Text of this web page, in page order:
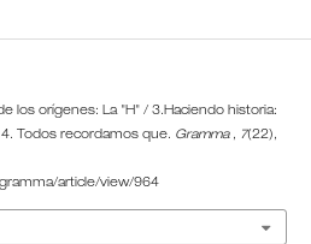
los orígenes: La "H" / 3.Haciendo historia:
Todos recordamos que. Gramma , 7(22),
article/view/964